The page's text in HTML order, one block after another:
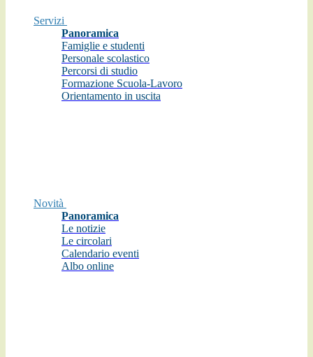
Servizi
Panoramica
Famiglie e studenti
Personale scolastico
Percorsi di studio
Formazione Scuola-Lavoro
Orientamento in uscita
Novità
Panoramica
Le notizie
Le circolari
Calendario eventi
Albo online